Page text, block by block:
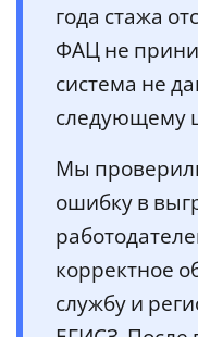
года стажа
ФАЦ не
система не
следующему
Мы
ошибку в
корректное
службу и